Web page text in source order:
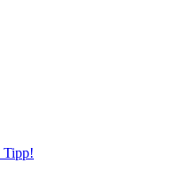
Tipp!